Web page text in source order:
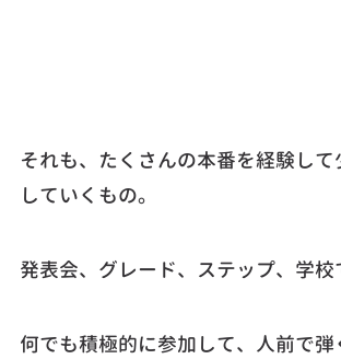
それも、たくさんの本番を経験し
していくもの。
発表会、グレード、ステップ、学校
何でも積極的に参加して、人前で